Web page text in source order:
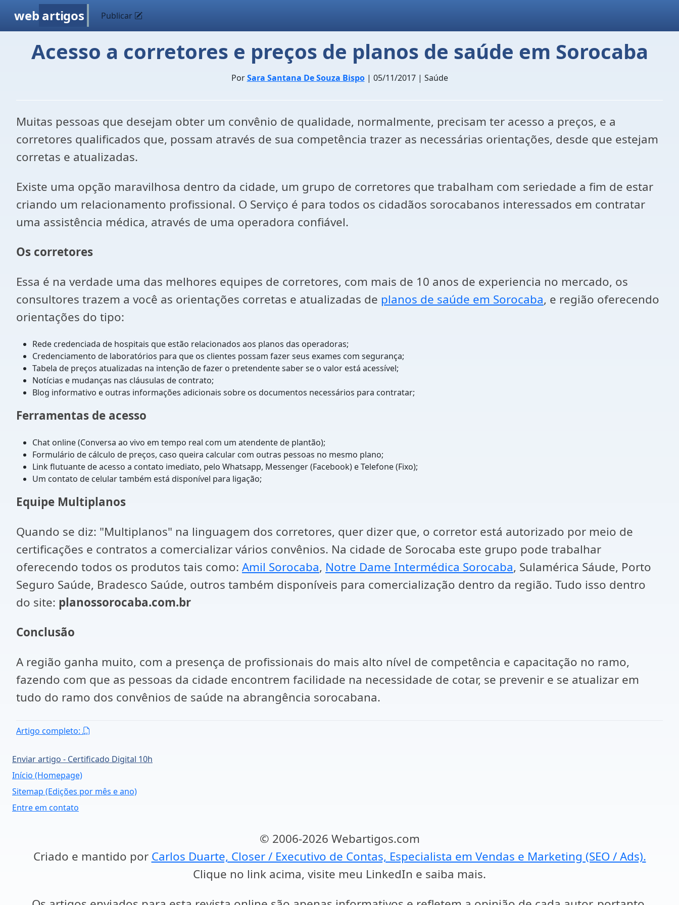
web artigos Publicar
Acesso a corretores e preços de planos de saúde em Sorocaba
PorSara Santana De Souza Bispo| 05/11/2017 | Saúde
Muitas pessoas que desejam obter um convênio de qualidade, normalmente, precisam ter acesso a preços, e a
corretores qualificados que, possam através de sua competência trazer as necessárias orientações, desde que estejam
corretas e atualizadas.
Existe uma opção maravilhosa dentro da cidade, um grupo de corretores que trabalham com seriedade a fim de estar
criando um relacionamento profissional. O Serviço é para todos os cidadãos sorocabanos interessados em contratar
uma assistência médica, através de uma operadora confiável.
Os corretores
Essa é na verdade uma das melhores equipes de corretores, com mais de 10 anos de experiencia no mercado, os
consultores trazem a você as orientações corretas e atualizadas de planos de saúde em Sorocaba, e região oferecendo
orientações do tipo:
Rede credenciada de hospitais que estão relacionados aos planos das operadoras;
Credenciamento de laboratórios para que os clientes possam fazer seus exames com segurança;
Tabela de preços atualizadas na intenção de fazer o pretendente saber se o valor está acessível;
Notícias e mudanças nas cláusulas de contrato;
Blog informativo e outras informações adicionais sobre os documentos necessários para contratar;
Ferramentas de acesso
Chat online (Conversa ao vivo em tempo real com um atendente de plantão);
Formulário de cálculo de preços, caso queira calcular com outras pessoas no mesmo plano;
Link flutuante de acesso a contato imediato, pelo Whatsapp, Messenger (Facebook) e Telefone (Fixo);
Um contato de celular também está disponível para ligação;
Equipe Multiplanos
Quando se diz: "Multiplanos" na linguagem dos corretores, quer dizer que, o corretor está autorizado por meio de
certificações e contratos a comercializar vários convênios. Na cidade de Sorocaba este grupo pode trabalhar
oferecendo todos os produtos tais como: Amil Sorocaba, Notre Dame Intermédica Sorocaba, Sulamérica Sáude, Porto
Seguro Saúde, Bradesco Saúde, outros também disponíveis para comercialização dentro da região. Tudo isso dentro
do site: planossorocaba.com.br
Conclusão
A região ganha muito, com a presença de profissionais do mais alto nível de competência e capacitação no ramo,
fazendo com que as pessoas da cidade encontrem facilidade na necessidade de cotar, se prevenir e se atualizar em
tudo do ramo dos convênios de saúde na abrangência sorocabana.
Artigo completo:
Enviar artigo - Certificado Digital 10h
Início (Homepage)
Sitemap (Edições por mês e ano)
Entre em contato
© 2006-2026 Webartigos.com
Criado e mantido por Carlos Duarte, Closer / Executivo de Contas, Especialista em Vendas e Marketing (SEO / Ads).
Clique no link acima, visite meu LinkedIn e saiba mais.